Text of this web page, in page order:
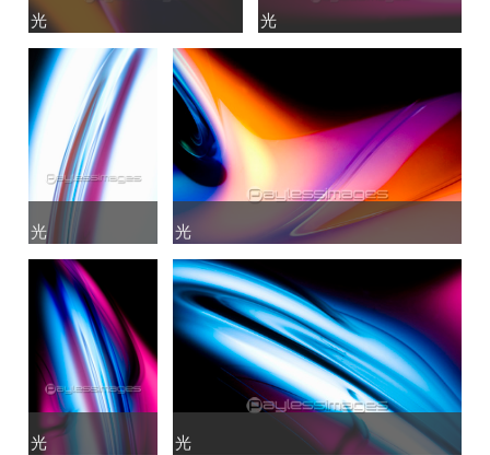
光
光 光
光
光
光 光
光
光
光 光
光